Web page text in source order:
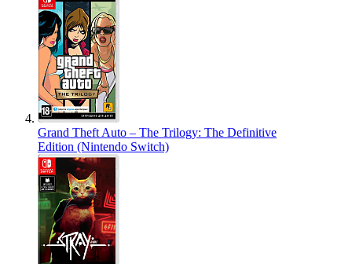
Grand Theft Auto – The Trilogy: The Definitive
Edition (Nintendo Switch)